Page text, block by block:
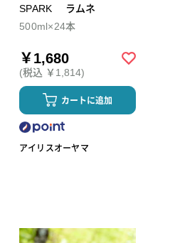
SPARK ラムネ
500ml×24本
￥1,680
(税込 ￥1,814)
カートに追加
アイリスオーヤマ